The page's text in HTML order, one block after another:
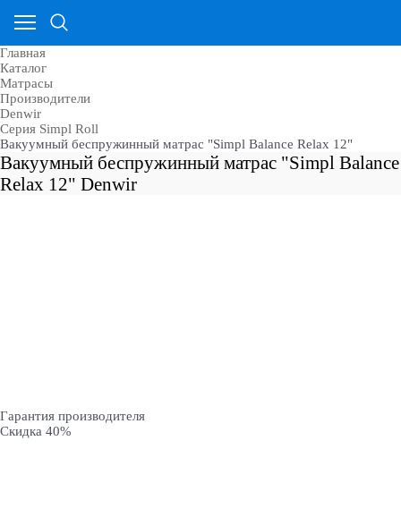
Главная
Каталог
Матрасы
Производители
Denwir
Серия Simpl Roll
Вакуумный беспружинный матрас "Simpl Balance Relax 12"
Вакуумный беспружинный матрас "Simpl Balance
Relax 12" Denwir
Гарантия производителя
Скидка 40%